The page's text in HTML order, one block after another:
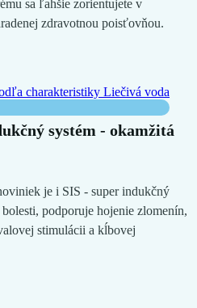
sa ľahšie zorientujete v
zdravotnou poisťovňou.
systém - okamžitá
je i SIS - super indukčný
podporuje hojenie zlomenín,
stimulácii a kĺbovej
charakteristiky Liečivá voda